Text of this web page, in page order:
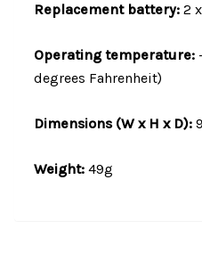
Replacement battery: 2
Operating temperature:
degrees Fahrenheit)
Dimensions (W x H x D):
Weight:49g